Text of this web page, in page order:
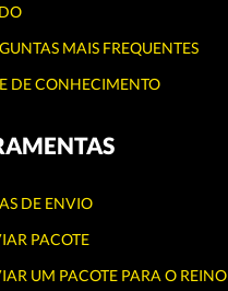
MAIS FREQUENTES
DE CONHECIMENTO
DE ENVIO
PACOTE
UM PACOTE PARA O REINO